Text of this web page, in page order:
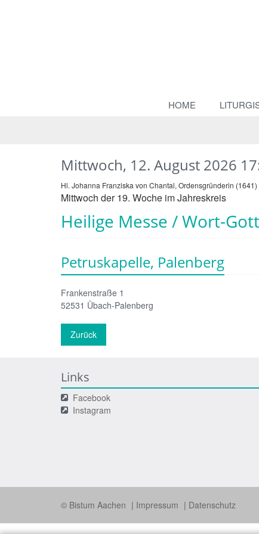
HOME
Heilige Messe / Wort-
Mittwoch, 12. August 2026
Hl. Johanna Franziska von Chantal, Ordensgründerin (1641)
Mittwoch der 19. Woche im Jahreskreis
Petruskapelle, Palenberg
Frankenstraße 1
52531 Übach-Palenberg
Zurück
Links
Facebook
Instagram
© Bistum Aachen Impressum Datenschutz